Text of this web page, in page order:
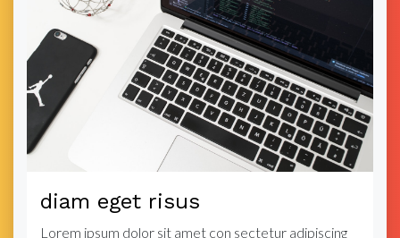
diam eget risus
Lorem ipsum dolor sit amet con sectetur adipiscing